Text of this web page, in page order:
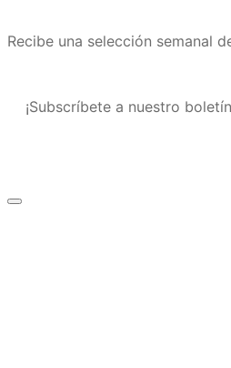
Recibe una selección semanal
¡Subscríbete a nuestro